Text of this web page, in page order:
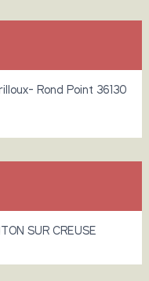
Rond Point 36130
SUR CREUSE